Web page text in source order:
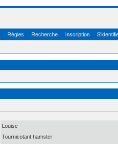
Règles Recherche Inscription
Louise
Tournicotant hamster